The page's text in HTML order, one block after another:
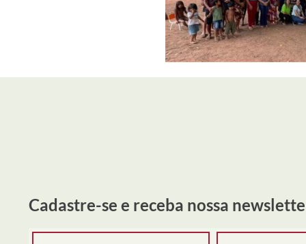
Cadastre-se e receba nossa